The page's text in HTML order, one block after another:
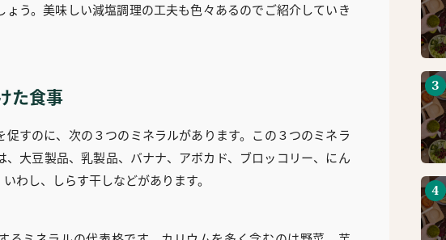
ょう。美味しい減塩調理の工夫も色々あるのでご紹介していき
た食事
促すのに、次の３つのミネラルがあります。この３つのミネラ
、大豆製品、乳製品、バナナ、アボカド、ブロッコリー、にん
わし、しらす干しなどがあります。